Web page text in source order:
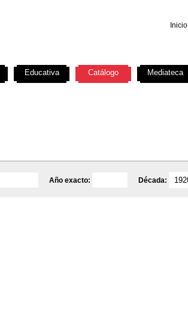
Inicio
Año exacto: Década:
Educativa Catálogo Mediateca